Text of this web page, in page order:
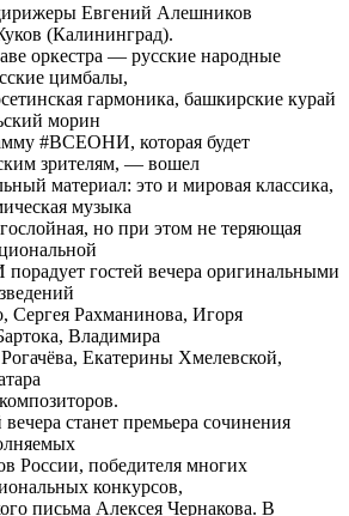
Евгений Алешников
(Калининград).
оркестра — русские народные
цимбалы,
гармоника, башкирские курай
морин
#ВСЕОНИ, которая будет
зрителям, — вошел
материал: это и мировая классика,
музыка
но при этом не теряющая
гостей вечера оригинальными
Сергея Рахманинова, Игоря
Владимира
Екатерины Хмелевской,
станет премьера сочинения
России, победителя многих
конкурсов,
письма Алексея Чернакова. В